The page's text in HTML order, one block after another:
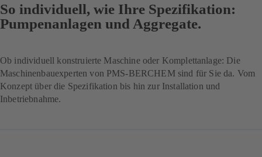
So individuell, wie Ihre Spezifikation:
Pumpenanlagen und Aggregate.
Ob individuell konstruierte Maschine oder Komplettanlage: Die
Maschinenbauexperten von PMS-BERCHEM sind für Sie da. Vom
Konzept über die Spezifikation bis hin zur Installation und
Inbetriebnahme.